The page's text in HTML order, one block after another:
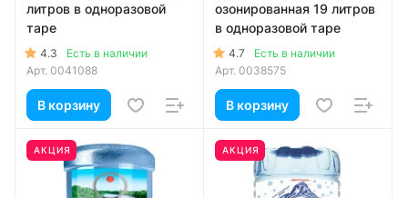
литров в одноразовой
таре
4.3
Есть в наличии
Арт. 0041088
В корзину
озонированная 19 литров
в одноразовой таре
4.7
Есть в наличии
Арт. 0038575
В корзину
АКЦИЯ АКЦИЯ